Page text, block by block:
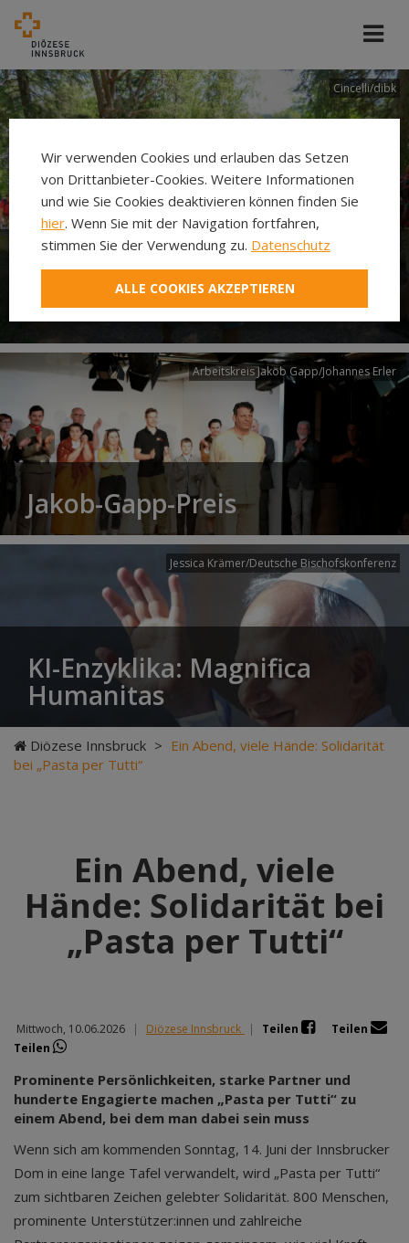
Cincelli/dibk
Neuer Pilgerweg Via
Laudato si’
Arbeitskreis Jakob Gapp/Johannes Erler
Jakob-Gapp-Preis
Jessica Krämer/Deutsche Bischofskonferenz
KI-Enzyklika: Magnifica
Humanitas
Diözese Innsbruck > Ein Abend, viele Hände: Solidarität
bei „Pasta per Tutti“
Ein Abend, viele
Hände: Solidarität bei
„Pasta per Tutti“
Mittwoch, 10.06.2026 | Diözese Innsbruck | Teilen
Teilen
Teilen
Prominente Persönlichkeiten, starke Partner und
hunderte Engagierte machen „Pasta per Tutti“ zu
einem Abend, bei dem man dabei sein muss
Wenn sich am kommenden Sonntag, 14. Juni der Innsbrucker
Dom in eine lange Tafel verwandelt, wird „Pasta per Tutti“
zum sichtbaren Zeichen gelebter Solidarität. 800 Menschen,
prominente Unterstützer:innen und zahlreiche
Wir verwenden Cookies und erlauben das Setzen
von Drittanbieter-Cookies. Weitere Informationen
und wie Sie Cookies deaktivieren können finden Sie
hier. Wenn Sie mit der Navigation fortfahren,
stimmen Sie der Verwendung zu. Datenschutz
ALLE COOKIES AKZEPTIEREN